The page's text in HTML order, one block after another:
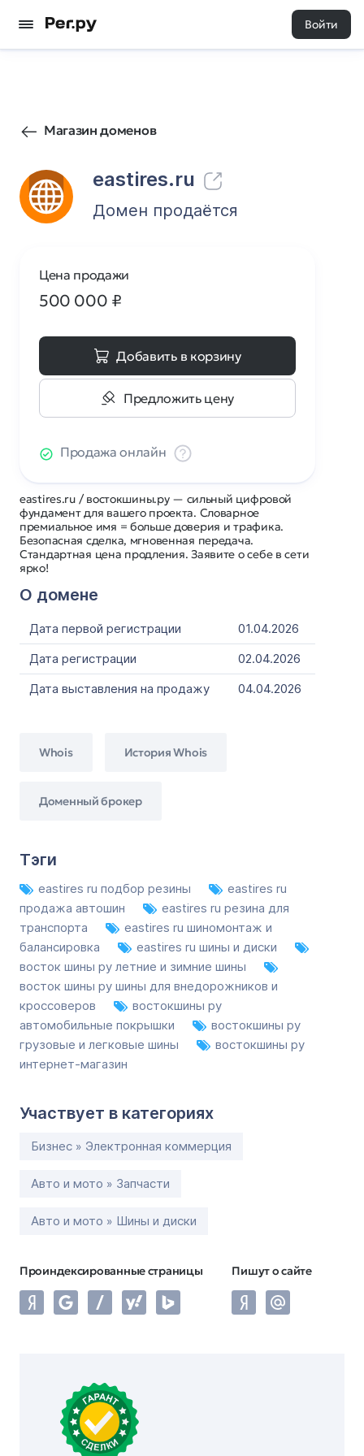
Войти
Магазин доменов
eastires.ru
3 0
Домен продаётся
eastires.ru / востокшины.ру — сильный цифровой
фундамент для вашего проекта. Словарное
премиальное имя = больше доверия и трафика.
Безопасная сделка, мгновенная передача.
Стандартная цена продления. Заявите о себе в сети
ярко!
О домене
Дата первой регистрации
01.04.2026
Дата регистрации
02.04.2026
Дата выставления на продажу
04.04.2026
Whois История Whois
Доменный брокер
Тэги
eastires ru подбор резины
eastires ru
продажа автошин
eastires ru резина для
транспорта
eastires ru шиномонтаж и
балансировка
eastires ru шины и диски
восток шины ру летние и зимние шины
восток шины ру шины для внедорожников и
кроссоверов
востокшины ру
автомобильные покрышки
востокшины ру
грузовые и легковые шины
востокшины ру
интернет-магазин
Участвует в категориях
Бизнес » Электронная коммерция
Авто и мото » Запчасти
Авто и мото » Шины и диски
Проиндексированные страницы Пишут о сайте
Цена продажи
500 000 ₽
Добавить в корзину
Предложить цену
Продажа онлайн